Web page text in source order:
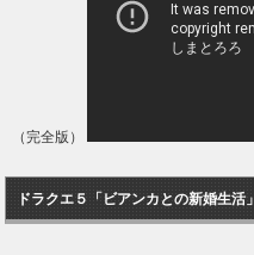
（完全版）
ドラクエ５「ビアンカとの新婚生活」